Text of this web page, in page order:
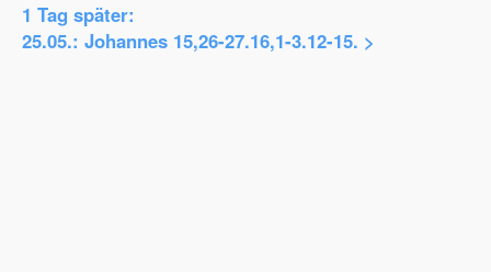
1 Tag später:
25.05.: Johannes 15,26-27.16,1-3.12-15. >